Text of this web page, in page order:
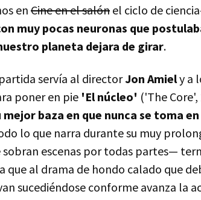
en Cine en el salón el ciclo de
muy pocas neuronas que
planeta dejara de girar.
servía al directorJon Amiely a
poner en pie 'El núcleo' ('The
baza en que nunca se toma
lo que narra durante su muy
sobran escenas por todas partes—
que al drama de hondo calado que
sucediéndose conforme avanza la